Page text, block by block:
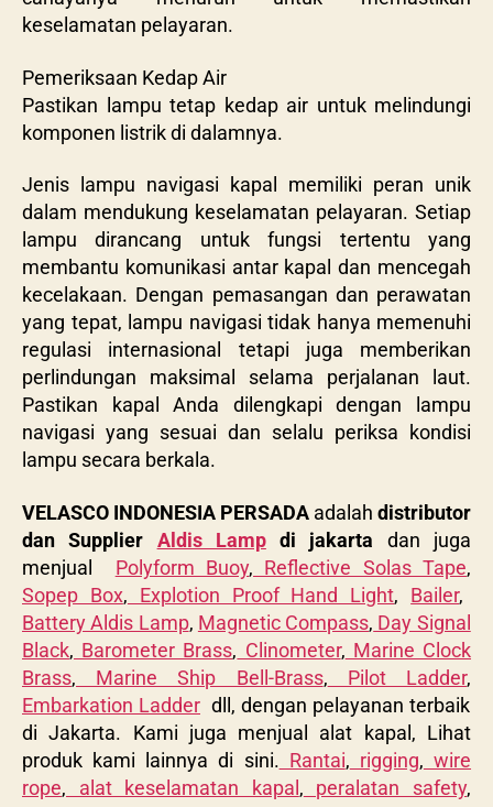
keselamatan pelayaran.
Pemeriksaan Kedap Air
Pastikan lampu tetap kedap air untuk melindungi
komponen listrik di dalamnya.
Jenis lampu navigasi kapal memiliki peran unik
dalam mendukung keselamatan pelayaran. Setiap
lampu dirancang untuk fungsi tertentu yang
membantu komunikasi antar kapal dan mencegah
kecelakaan. Dengan pemasangan dan perawatan
yang tepat, lampu navigasi tidak hanya memenuhi
regulasi internasional tetapi juga memberikan
perlindungan maksimal selama perjalanan laut.
Pastikan kapal Anda dilengkapi dengan lampu
navigasi yang sesuai dan selalu periksa kondisi
lampu secara berkala.
VELASCO INDONESIA PERSADA adalah distributor
dan Supplier Aldis Lamp di jakarta dan juga
menjual Polyform Buoy, Reflective Solas Tape,
Sopep Box, Explotion Proof Hand Light, Bailer,
Battery Aldis Lamp, Magnetic Compass, Day Signal
Black, Barometer Brass, Clinometer, Marine Clock
Brass, Marine Ship Bell-Brass, Pilot Ladder,
Embarkation Ladder dll, dengan pelayanan terbaik
di Jakarta. Kami juga menjual alat kapal, Lihat
produk kami lainnya di sini. Rantai, rigging, wire
rope, alat keselamatan kapal, peralatan safety,